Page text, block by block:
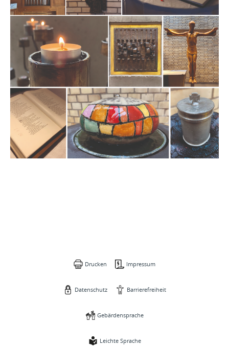
Drucken Impressum
Datenschutz Barrierefreiheit
Gebärdensprache
Leichte Sprache